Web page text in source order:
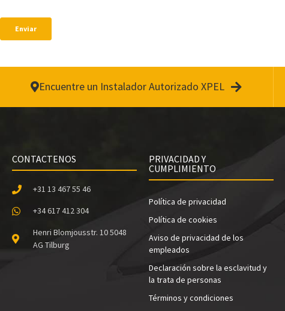
Encuentre un Instalador Autorizado XPEL
CONTACTENOS
+31 13 467 55 46
+34 617 412 304
Henri Blomjousstr. 10 5048
AG Tilburg
PRIVACIDAD Y
CUMPLIMIENTO
Política de privacidad
Política de cookies
Aviso de privacidad de los
empleados
Declaración sobre la esclavitud y
la trata de personas
Términos y condiciones